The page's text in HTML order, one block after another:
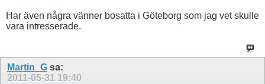
Har även några vänner bosatta i Göteborg som jag vet skulle
vara intresserade.
Martin_G sa:
2011-05-31 19:40